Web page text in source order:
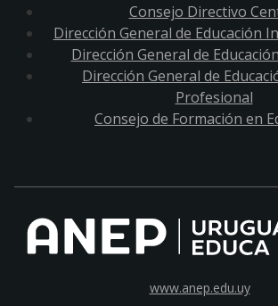
Consejo Directivo
Dirección General de Educación
Dirección General de
Dirección General de
Profesional
Consejo de Formación en
www.anep.edu.uy